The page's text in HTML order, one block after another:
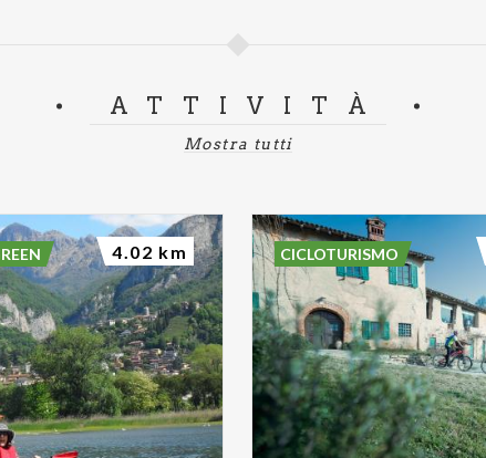
ATTIVITÀ
Mostra tutti
4.02 km CICLOTURISMO